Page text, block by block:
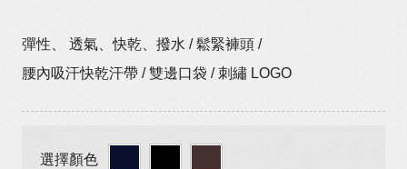
彈性、 透氣、快乾、撥水 / 鬆緊褲頭 /
腰內吸汗快乾汗帶 / 雙邊口袋 / 刺繡 LOGO
選擇顏色